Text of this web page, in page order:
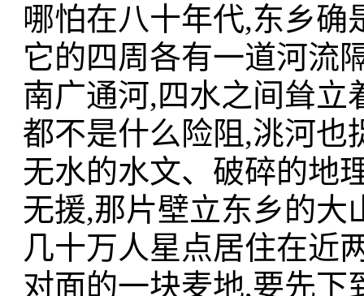
哪怕在八十年代,东乡确
它的四周各有一道河流
南广通河,四水之间耸立
都不是什么险阻,洮河也
无水的水文、破碎的地
无援,那片壁立东乡的大
几十万人星点居住在近
对面的一块麦地,要先下